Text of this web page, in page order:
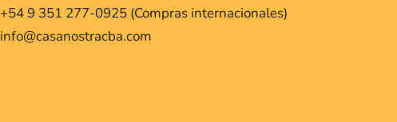
+54 9 351 277-0925 (Compras internacionales)
info@casanostracba.com